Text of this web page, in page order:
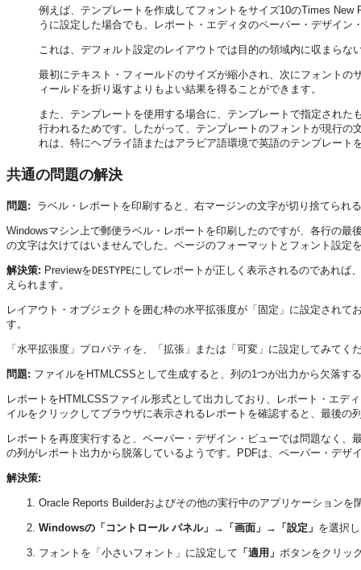
例えば、テンプレートを作成してフォントをサイズ10のTimes
うに設定した場合でも、レポート・エディタのペーパー・デザイ
これは、デフォルト設定のレイアウトでは目的の領域内に収まらな
最初にテキスト・フィールドのサイズが縮小され、次にフォント
ィールドを折り返すよりもよい結果を得ることができます。
また、テンプレートを使用する場合に、テンプレートで指定され
行われるためです。したがって、テンプレートのフォントが現行
れは、特にヘブライ語またはアラビア語環境で英語のテンプレート
共通の問題の解決
問題: ラベル・レポートを印刷すると、右マージンの文字が切り捨てられる
Windowsマシン上で郵便ラベル・レポートを印刷したのですが、各行の
の文字は欠けてはいませんでした。ページのフォーマットとフォント設定
解決策: PreviewをDESTYPEにしてレポートが正しく表示されるのであれば
えられます。
レイアウト・オブジェクトを囲む枠の水平拡張度が「固定」に設定され
す。
「水平拡張度」プロパティを、「拡張」または「可変」に設定してみてく
問題: ファイルをHTMLCSSとして生成すると、列の1つが出力から欠落する
レポートをHTMLCSSファイル形式として出力しており、レポート・エデ
イルをクリックしてブラウザに表示されるレポートを確認すると、最後の
レポートを再度実行すると、ペーパー・デザイン・ビューでは問題なく
の列がレポート出力から脱落しているようです。PDFは、ペーパー・デザ
解決策:
Oracle Reports Builderおよびその他の実行中のアプリケーションを
Windowsの「コントロール パネル」→「画面」→「設定」 を選択
フォントを「小さいフォント」に設定して 「適用」 ボタンをクリッ